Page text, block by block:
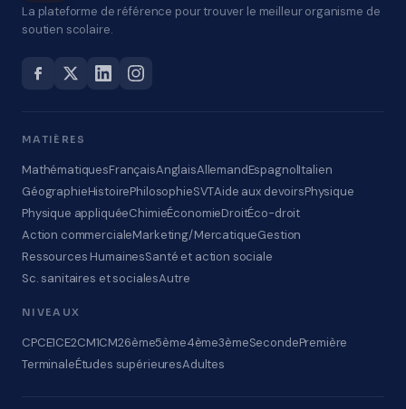
La plateforme de référence pour trouver le meilleur organisme de
soutien scolaire.
MATIÈRES
MathématiquesFrançaisAnglaisAllemandEspagnolItalien
GéographieHistoirePhilosophieSVTAide aux devoirsPhysique
Physique appliquéeChimieÉconomieDroitÉco-droit
Action commercialeMarketing/MercatiqueGestion
Ressources HumainesSanté et action sociale
Sc. sanitaires et socialesAutre
NIVEAUX
CPCE1CE2CM1CM26ème5ème4ème3èmeSecondePremière
TerminaleÉtudes supérieuresAdultes